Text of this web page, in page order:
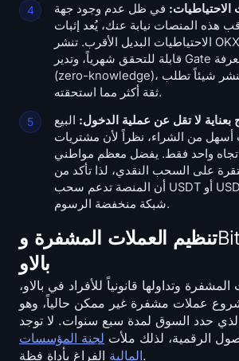
في ظل عدم وجود جهة
هذه المنصات نيابة عنك، يُعد إثبات
الاحتياطيات البديل الأقرب. تنشر OKX وBitget شهادات
قابلة للتحقق شهرياً، وتدير Gate نسخة خالية من المعرفة
(zero-knowledge)، والمنصة التي لا تنشر شيئاً تطلب
ثقة أكثر مما استحقته.
لا تقل عن عملية الدخول: البيع
أسهل من الشراء، نظراً لأن مشتريات
واحد فقط. يفضل معظم مواطني
على السحب النقدي، لذا تأكد من
أن المنصة تدعم سحب USDT أو USDC الرخيص على
شبكة منخفضة الرسوم.
تنظيم العملات المشفرة وBitcoin في
بالاو
وتداولها قانونياً للأفراد في بالاو،
عملات مشفرة غير ممكن حالياً، وهو
الذي حدد السوق لمدة سبع سنوات. لا توجد
الرقمية، لذلك ملأت لجنة المؤسسات
الماليةالفراغ بأداة فظة.